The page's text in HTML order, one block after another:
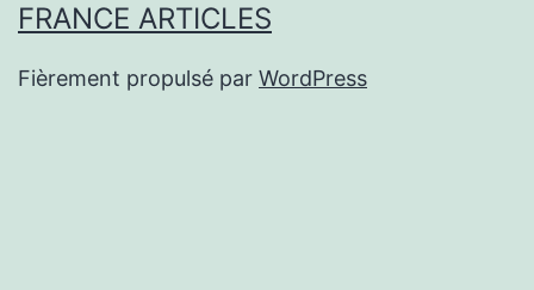
FRANCE ARTICLES
Fièrement propulsé par WordPress